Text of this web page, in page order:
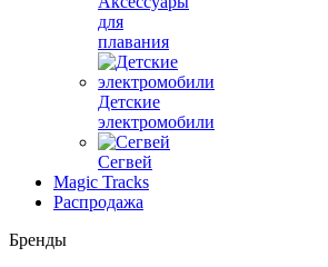
для
плавания
Детские
электромобили
Сегвей
Magic Tracks
Распродажа
Бренды